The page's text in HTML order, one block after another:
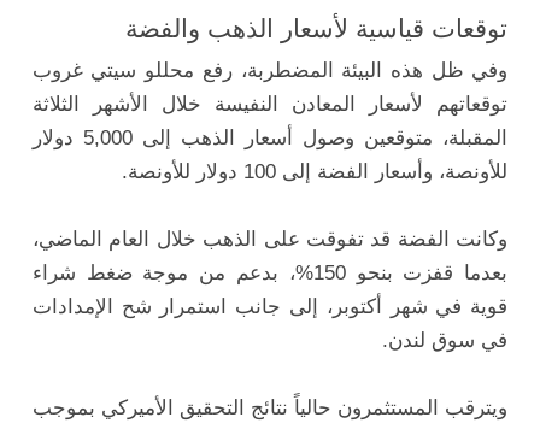
توقعات قياسية لأسعار الذهب والفضة
وفي ظل هذه البيئة المضطربة، رفع محللو سيتي غروب
توقعاتهم لأسعار المعادن النفيسة خلال الأشهر الثلاثة
المقبلة، متوقعين وصول أسعار الذهب إلى 5,000 دولار
للأونصة، وأسعار الفضة إلى 100 دولار للأونصة.
وكانت الفضة قد تفوقت على الذهب خلال العام الماضي،
بعدما قفزت بنحو 150%، بدعم من موجة ضغط شراء
قوية في شهر أكتوبر، إلى جانب استمرار شح الإمدادات
في سوق لندن.
ويترقب المستثمرون حالياً نتائج التحقيق الأميركي بموجب